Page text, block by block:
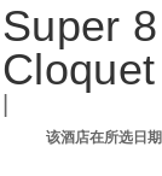
Super
Cloquet
该酒店在所选日